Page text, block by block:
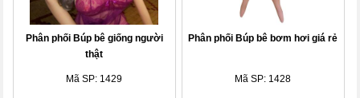
Phân phối Búp bê giống người
thật
Mã SP: 1429
Phân phối Búp bê bơm hơi giá rẻ
Mã SP: 1428